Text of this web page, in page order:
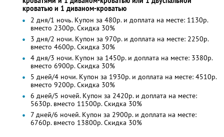
кроватью и 1 диваном-кроватью
2 дня/1 ночь. Купон за 480р. и доплата на месте: 1130р.
вместо 2300р.Скидка 30%
3 дня/2 ночи. Купон за 970р. и доплата на месте: 2250р.
вместо 4600р.Скидка 30%
4 дня/3 ночи. Купон за 1450р. и доплата на месте: 3380р.
вместо 6900р.Скидка 30%
5 дней/4 ночи. Купон за 1930р. и доплата на месте: 4510р.
вместо 9200р. Скидка 30%
6 дней/5 ночей. Купон за 2420р. и доплата на месте:
5630р. вместо 11500р. Скидка 30%
7 дней/6 ночей. Купон за 2900р. и доплата на месте:
6760р. вместо 13800р. Скидка 30%